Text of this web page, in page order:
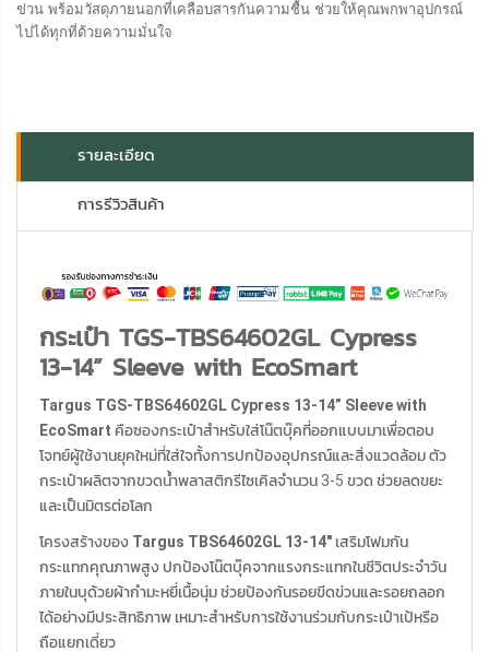
ข่วน พร้อมวัสดุภายนอกที่เคลือบสารกันความชื้น ช่วยให้คุณพกพาอุปกรณ์
ไปได้ทุกที่ด้วยความมั่นใจ
รายละเอียด
การรีวิวสินค้า
กระเป๋า TGS-TBS64602GL Cypress
13-14” Sleeve with EcoSmart
Targus TGS-TBS64602GL Cypress 13-14” Sleeve with
EcoSmart คือซองกระเป๋าสำหรับใส่โน๊ตบุ๊คที่ออกแบบมาเพื่อตอบ
โจทย์ผู้ใช้งานยุคใหม่ที่ใส่ใจทั้งการปกป้องอุปกรณ์และสิ่งแวดล้อม ตัว
กระเป๋าผลิตจากขวดน้ำพลาสติกรีไซเคิลจำนวน 3-5 ขวด ช่วยลดขยะ
และเป็นมิตรต่อโลก
โครงสร้างของ Targus TBS64602GL 13-14″ เสริมโฟมกัน
กระแทกคุณภาพสูง ปกป้องโน๊ตบุ๊คจากแรงกระแทกในชีวิตประจำวัน
ภายในบุด้วยผ้ากำมะหยี่เนื้อนุ่ม ช่วยป้องกันรอยขีดข่วนและรอยถลอก
ได้อย่างมีประสิทธิภาพ เหมาะสำหรับการใช้งานร่วมกับกระเป๋าเป้หรือ
ถือแยกเดี่ยว